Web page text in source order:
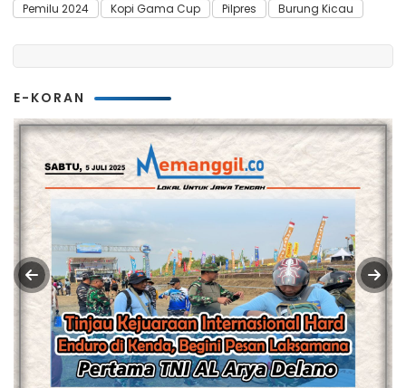
Pemilu 2024
Kopi Gama Cup Pilpres Burung Kicau
E-KORAN